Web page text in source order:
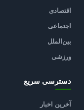
اقتصادی
اجتماعی
بین‌الملل
ورزشی
دسترسی سریع
آخرین اخبار